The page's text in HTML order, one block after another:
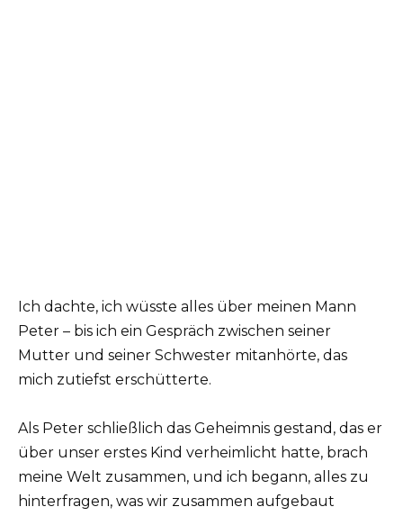
Ich dachte, ich wüsste alles über meinen Mann
Peter – bis ich ein Gespräch zwischen seiner
Mutter und seiner Schwester mitanhörte, das
mich zutiefst erschütterte.
Als Peter schließlich das Geheimnis gestand, das er
über unser erstes Kind verheimlicht hatte, brach
meine Welt zusammen, und ich begann, alles zu
hinterfragen, was wir zusammen aufgebaut